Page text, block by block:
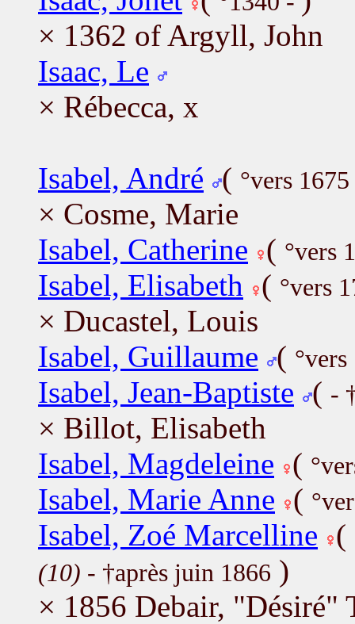
× 1362 of Argyll, John
Isaac, Le
× Rébecca, x
Isabel, André ( °vers
× Cosme, Marie
Isabel, Catherine ( °vers
Isabel, Elisabeth ( °vers
× Ducastel, Louis
Isabel, Guillaume (
Isabel, Jean-Baptiste ( -
× Billot, Elisabeth
Isabel, Magdeleine (
Isabel, Marie Anne (
Isabel, Zoé Marcelline (
(10) - †après juin 1866 )
× 1856 Debair, "Désiré"